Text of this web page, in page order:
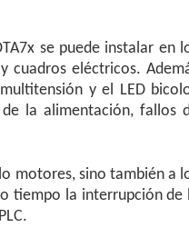
se puede instalar en
cuadros eléctricos.
y el LED
la alimentación, fallos
motores, sino también a
tiempo la interrupción de